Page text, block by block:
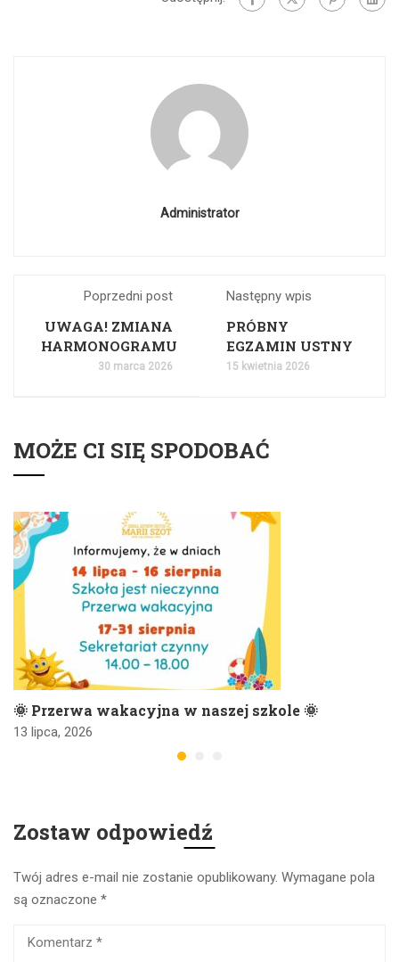
Administrator
Poprzedni post
UWAGA! ZMIANA
HARMONOGRAMU
30 marca 2026
Następny wpis
PRÓBNY
EGZAMIN USTNY
15 kwietnia 2026
MOŻE CI SIĘ SPODOBAĆ
🌞 Przerwa wakacyjna w naszej szkole 🌞
13 lipca, 2026
Zostaw odpowiedź
Twój adres e-mail nie zostanie opublikowany. Wymagane pola
są oznaczone *